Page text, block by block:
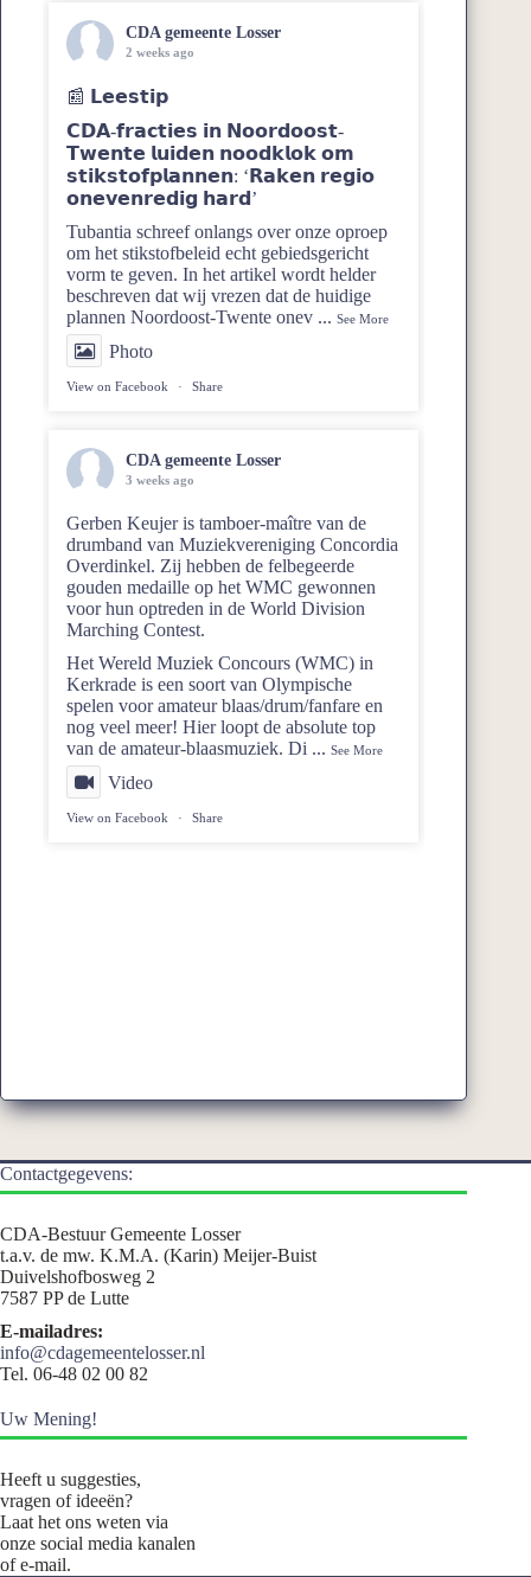
CDA gemeente Losser
2 weeks ago
📰 𝗟𝗲𝗲𝘀𝘁𝗶𝗽
𝗖𝗗𝗔-𝗳𝗿𝗮𝗰𝘁𝗶𝗲𝘀 𝗶𝗻 𝗡𝗼𝗼𝗿𝗱𝗼𝗼𝘀𝘁-
𝗧𝘄𝗲𝗻𝘁𝗲 𝗹𝘂𝗶𝗱𝗲𝗻 𝗻𝗼𝗼𝗱𝗸𝗹𝗼𝗸 𝗼𝗺
𝘀𝘁𝗶𝗸𝘀𝘁𝗼𝗳𝗽𝗹𝗮𝗻𝗻𝗲𝗻: ‘𝗥𝗮𝗸𝗲𝗻 𝗿𝗲𝗴𝗶𝗼
𝗼𝗻𝗲𝘃𝗲𝗻𝗿𝗲𝗱𝗶𝗴 𝗵𝗮𝗿𝗱’
Tubantia schreef onlangs over onze oproep
om het stikstofbeleid echt gebiedsgericht
vorm te geven. In het artikel wordt helder
beschreven dat wij vrezen dat de huidige
plannen Noordoost‑Twente onev ... See More
Photo
View on Facebook · Share
CDA gemeente Losser
3 weeks ago
Gerben Keujer is tamboer-maître van de
drumband van Muziekvereniging Concordia
Overdinkel. Zij hebben de felbegeerde
gouden medaille op het WMC gewonnen
voor hun optreden in de World Division
Marching Contest.
Het Wereld Muziek Concours (WMC) in
Kerkrade is een soort van Olympische
spelen voor amateur blaas/drum/fanfare en
nog veel meer! Hier loopt de absolute top
van de amateur-blaasmuziek. Di ... See More
Video
View on Facebook · Share
Contactgegevens:
CDA-Bestuur Gemeente Losser
t.a.v. de mw. K.M.A. (Karin) Meijer-Buist
Duivelshofbosweg 2
7587 PP de Lutte
E-mailadres:
info@cdagemeentelosser.nl
Tel. 06-48 02 00 82
Uw Mening!
Heeft u suggesties,
vragen of ideeën?
Laat het ons weten via
onze social media kanalen
of e-mail.